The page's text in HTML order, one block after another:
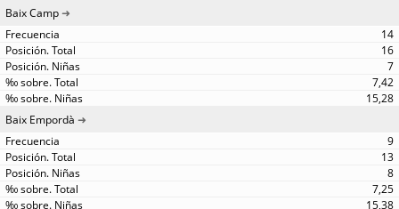
Baix Camp
14
16
7
7,42
15,28
Baix Empordà
9
13
8
7,25
15,38